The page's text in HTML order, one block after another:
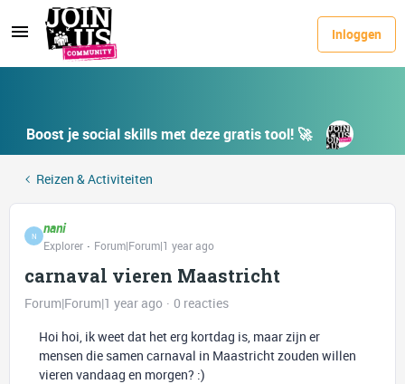
Inloggen
Boost je social skills met deze gratis tool! 🚀
Reizen & Activiteiten
N nani
Explorer Forum|Forum|1 year ago
carnaval vieren Maastricht
Forum|Forum|1 year ago
0 reacties
Hoi hoi, ik weet dat het erg kortdag is, maar zijn er
mensen die samen carnaval in Maastricht zouden willen
vieren vandaag en morgen? :)